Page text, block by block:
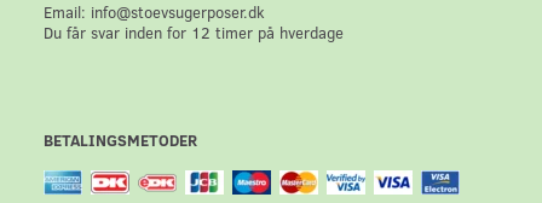
Email: info@stoevsugerposer.dk
Du får svar inden for 12 timer på hverdage
BETALINGSMETODER